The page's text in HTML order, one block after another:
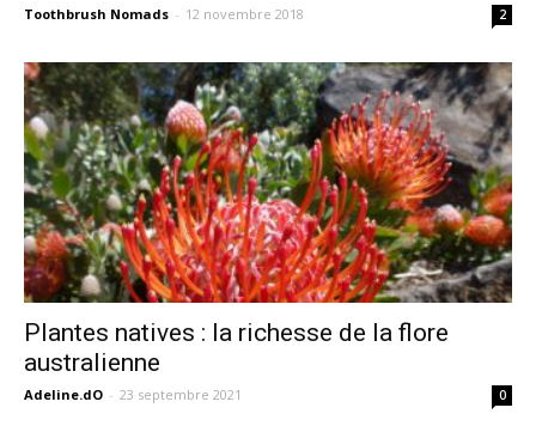
Toothbrush Nomads - 12 novembre 2018 2
Plantes natives : la richesse de la flore
australienne
Adeline.dO - 23 septembre 2021 0